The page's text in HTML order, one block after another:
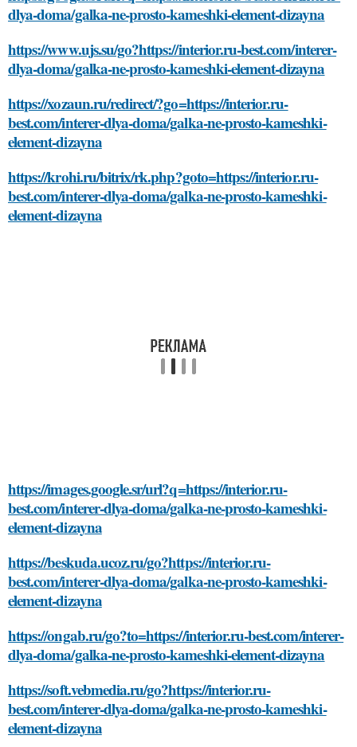
dlya-doma/galka-ne-prosto-kameshki-element-dizayna
https://www.ujs.su/go?https://interior.ru-best.com/interer-
dlya-doma/galka-ne-prosto-kameshki-element-dizayna
https://xozaun.ru/redirect/?go=https://interior.ru-
best.com/interer-dlya-doma/galka-ne-prosto-kameshki-
element-dizayna
https://krohi.ru/bitrix/rk.php?goto=https://interior.ru-
best.com/interer-dlya-doma/galka-ne-prosto-kameshki-
element-dizayna
https://images.google.sr/url?q=https://interior.ru-
best.com/interer-dlya-doma/galka-ne-prosto-kameshki-
element-dizayna
https://beskuda.ucoz.ru/go?https://interior.ru-
best.com/interer-dlya-doma/galka-ne-prosto-kameshki-
element-dizayna
https://ongab.ru/go?to=https://interior.ru-best.com/interer-
dlya-doma/galka-ne-prosto-kameshki-element-dizayna
https://soft.vebmedia.ru/go?https://interior.ru-
best.com/interer-dlya-doma/galka-ne-prosto-kameshki-
element-dizayna